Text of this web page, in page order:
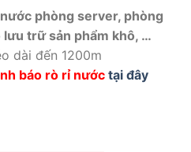
phòng server, phòng
trữ sản phẩm khô, …
dài đến 1200m
báo rò rỉ nước tại đây